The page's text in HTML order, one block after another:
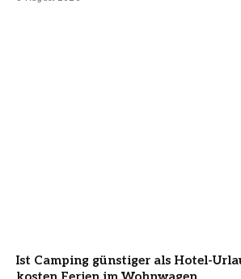
Ist Camping günstiger als Hotel-